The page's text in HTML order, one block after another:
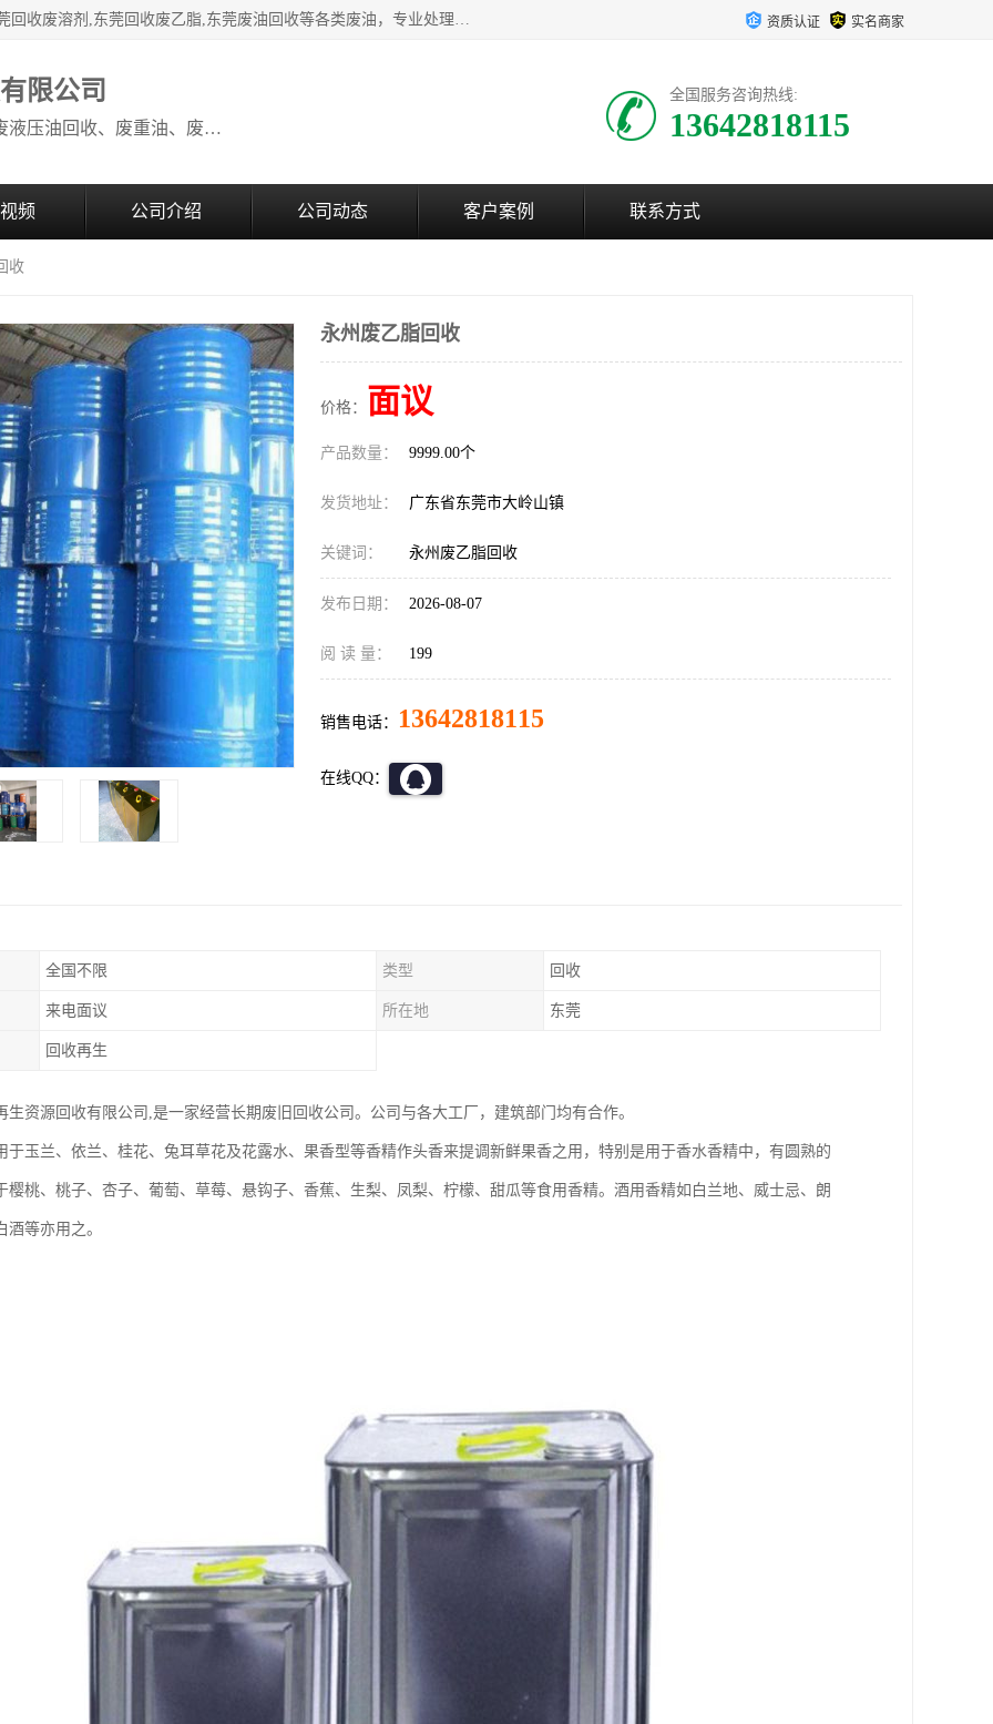
本公司高价废油回收：东莞回收废油,东莞回收废乙脂胶水,东莞回收废溶剂,东莞回收废乙脂,东莞废油回收等各类废油，专业处理从事化工产品研发与销售的综合型高科技服务性企业。我公司自成立以来，一直秉承“科技创新，立足诚信，感恩于心”的理念，力求设计与客户合作共赢的局面。在广大新老客户的大力支持下，我公司员工经过不懈努力，公司已快速发展成为国内知名化工企业。 资质认证 实名商家
限公司
本公司高价废油回收：回收废机油、废液压油回收、废重油、废食用油回收、废导热油、废、废油漆、废UV光油、废清、废白矿油、废变压器油
全国服务咨询热线:
13642818115
频 公司介绍 公司动态 客户案例 联系方式
收
永州废乙脂回收
价格： 面议
产品数量： 9999.00个
发货地址： 广东省东莞市大岭山镇
关键词： 永州废乙脂回收
发布日期： 2026-08-07
阅 读 量： 199
销售电话： 13642818115
在线QQ：
全国不限 类型 回收
来电面议 所在地 东莞
回收再生
生资源回收有限公司,是一家经营长期废旧回收公司。公司与各大工厂，建筑部门均有合作。
于玉兰、依兰、桂花、兔耳草花及花露水、果香型等香精作头香来提调新鲜果香之用，特别是用于香水香精中，有圆熟的
樱桃、桃子、杏子、葡萄、草莓、悬钩子、香蕉、生梨、凤梨、柠檬、甜瓜等食用香精。酒用香精如白兰地、威士忌、朗
酒等亦用之。